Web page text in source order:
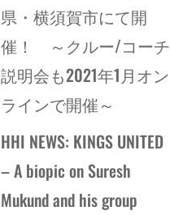
県・横須賀市にて開
催！ ～クルー/コーチ
説明会も2021年1月オン
ラインで開催～
HHI NEWS: KINGS UNITED
– A biopic on Suresh
Mukund and his group